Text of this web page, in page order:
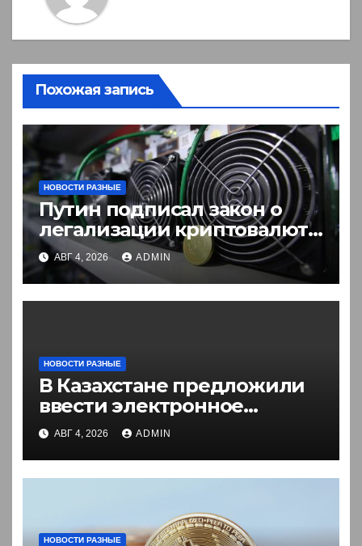
Похожая запись
НОВОСТИ РАЗНЫЕ
Путин подписал закон о
легализации криптовалют
в России. Что нужно знать
АВГ 4, 2026 ADMIN
НОВОСТИ РАЗНЫЕ
В Казахстане предложили
ввести электронное
разрешение на въезд для
иностранцев
АВГ 4, 2026 ADMIN
НОВОСТИ РАЗНЫЕ